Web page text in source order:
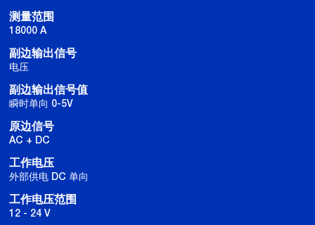
测量范围
18000 A
副边输出信号
电压
副边输出信号值
瞬时单向 0-5V
原边信号
AC + DC
工作电压
外部供电 DC 单向
工作电压范围
12 - 24 V